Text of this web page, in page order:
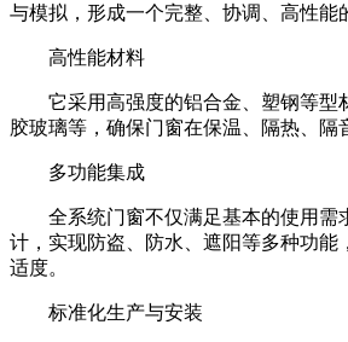
与模拟，形成一个完整、协调、高性能
高性能材料‌
它采用高强度的铝合金、塑钢等型
胶玻璃等，确保门窗在保温、隔热、隔
多功能集成‌
全系统门窗不仅满足基本的使用需
计，实现防盗、防水、遮阳等多种功能
适度‌。
标准化生产与安装‌